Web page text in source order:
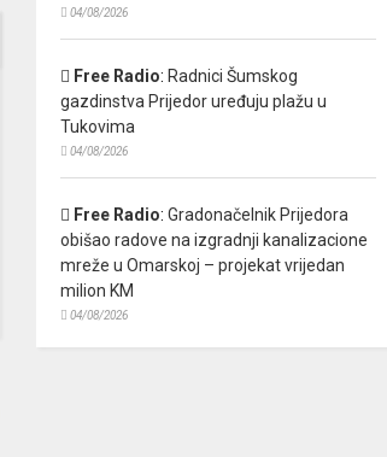
04/08/2026
Free Radio: Radnici Šumskog
gazdinstva Prijedor uređuju plažu u
Tukovima
04/08/2026
Free Radio: Gradonačelnik Prijedora
obišao radove na izgradnji kanalizacione
mreže u Omarskoj – projekat vrijedan
milion KM
04/08/2026